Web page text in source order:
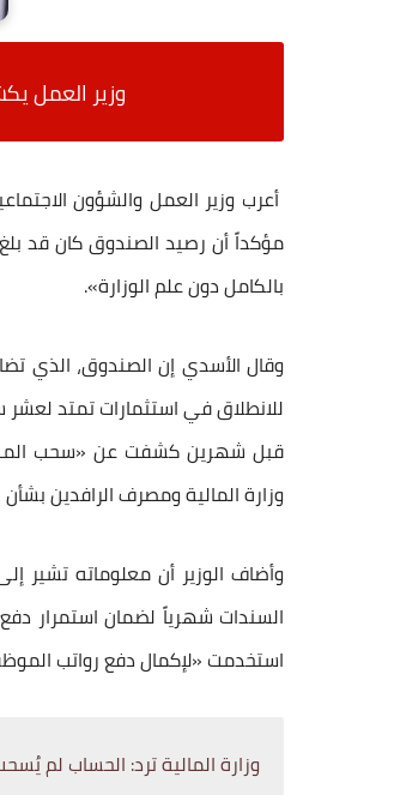
وزير العمل يكشف عن اختفاء 2.530
أعرب وزير العمل والشؤون
مؤكداً أن رصيد الصندوق كان قد بلغ
بالكامل دون علم الوزارة».
للانطلاق في استثمارات تمتد
قبل شهرين كشفت عن «سحب
وزارة المالية ومصرف الرافدين
وأضاف الوزير أن معلوماته تشير
استخدمت «لإكمال دفع رواتب
وزارة المالية ترد: الحساب لم